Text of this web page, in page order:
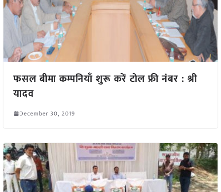
फसल बीमा कम्पनियाँ शुरू करें टोल फ्री नंबर : श्री
यादव
December 30, 2019